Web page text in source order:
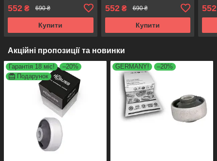
VKDS431001
552 ₴ 690 ₴
Купити
FE29568 , VKDS431001
552₴ 690 ₴
Купити
552
Акційні пропозиції та новинки
Гарантія 18 міс!
–20%
Подарунок
GERMANY! –20%